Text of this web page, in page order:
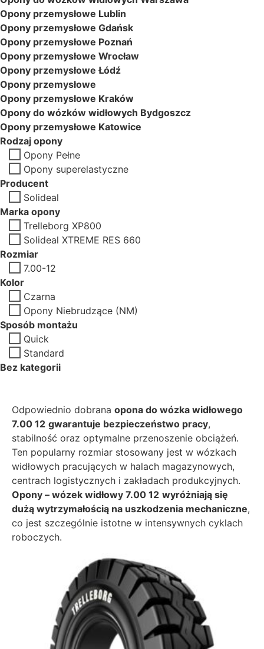
Opony przemysłowe Lublin
Opony przemysłowe Gdańsk
Opony przemysłowe Poznań
Opony przemysłowe Wrocław
Opony przemysłowe Łódź
Opony przemysłowe
Opony przemysłowe Kraków
Opony do wózków widłowych Bydgoszcz
Opony przemysłowe Katowice
Rodzaj opony
Opony Pełne
Opony superelastyczne
Producent
Solideal
Marka opony
Trelleborg XP800
Solideal XTREME RES 660
Rozmiar
7.00-12
Kolor
Czarna
Opony Niebrudzące (NM)
Sposób montażu
Quick
Standard
Bez kategorii
Odpowiednio dobrana opona do wózka widłowego
7.00 12 gwarantuje bezpieczeństwo pracy,
stabilność oraz optymalne przenoszenie obciążeń.
Ten popularny rozmiar stosowany jest w wózkach
widłowych pracujących w halach magazynowych,
centrach logistycznych i zakładach produkcyjnych.
Opony – wózek widłowy 7.00 12 wyróżniają się
dużą wytrzymałością na uszkodzenia mechaniczne,
co jest szczególnie istotne w intensywnych cyklach
roboczych.